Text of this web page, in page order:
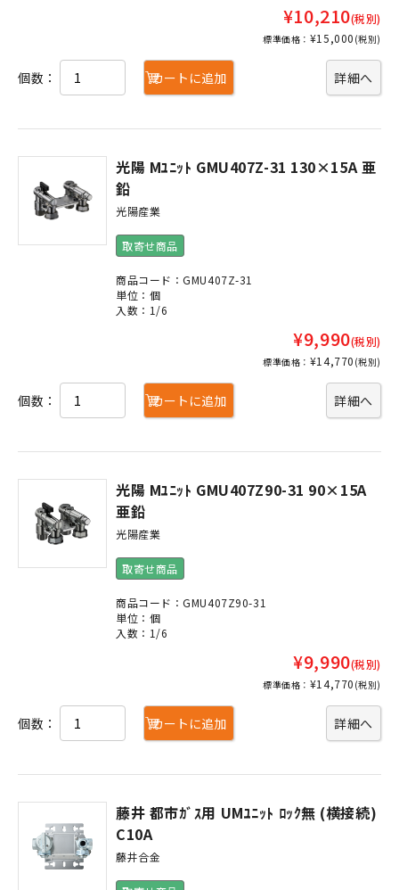
¥10,210(税別)
標準価格： ¥15,000 (税別)
詳細へ
個数： カートに追加
光陽 Mﾕﾆｯﾄ GMU407Z-31 130×15A 亜
鉛
光陽産業
取寄せ商品
商品コード：GMU407Z-31
単位：個
入数：1/6
¥9,990(税別)
標準価格： ¥14,770 (税別)
詳細へ
個数： カートに追加
光陽 Mﾕﾆｯﾄ GMU407Z90-31 90×15A
亜鉛
光陽産業
取寄せ商品
商品コード：GMU407Z90-31
単位：個
入数：1/6
¥9,990(税別)
標準価格： ¥14,770 (税別)
詳細へ
個数： カートに追加
藤井 都市ｶﾞｽ用 UMﾕﾆｯﾄ ﾛｯｸ無 (横接続)
C10A
藤井合金